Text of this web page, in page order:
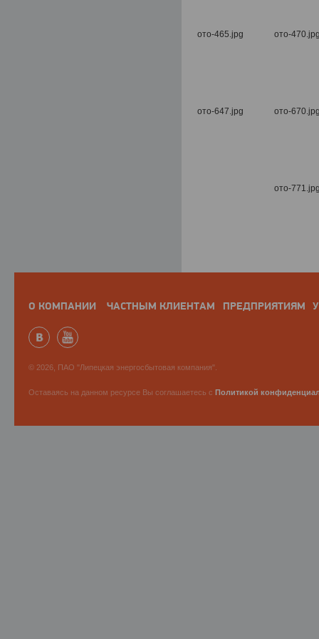
О КОМПАНИИ ЧАСТНЫМ КЛИЕНТАМ ПРЕДПРИЯТИЯМ
© 2026, ПАО "Липецкая энергосбытовая компания".
Оставаясь на данном ресурсе Вы соглашаетесь с Политикой